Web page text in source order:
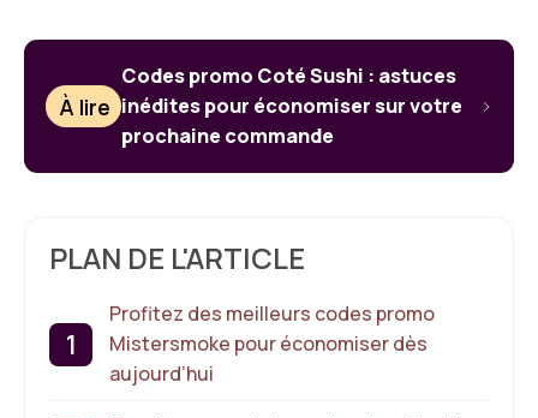
À lire
Codes promo Coté Sushi : astuces
inédites pour économiser sur votre
prochaine commande
PLAN DE L'ARTICLE
Profitez des meilleurs codes promo
Mistersmoke pour économiser dès
aujourd’hui